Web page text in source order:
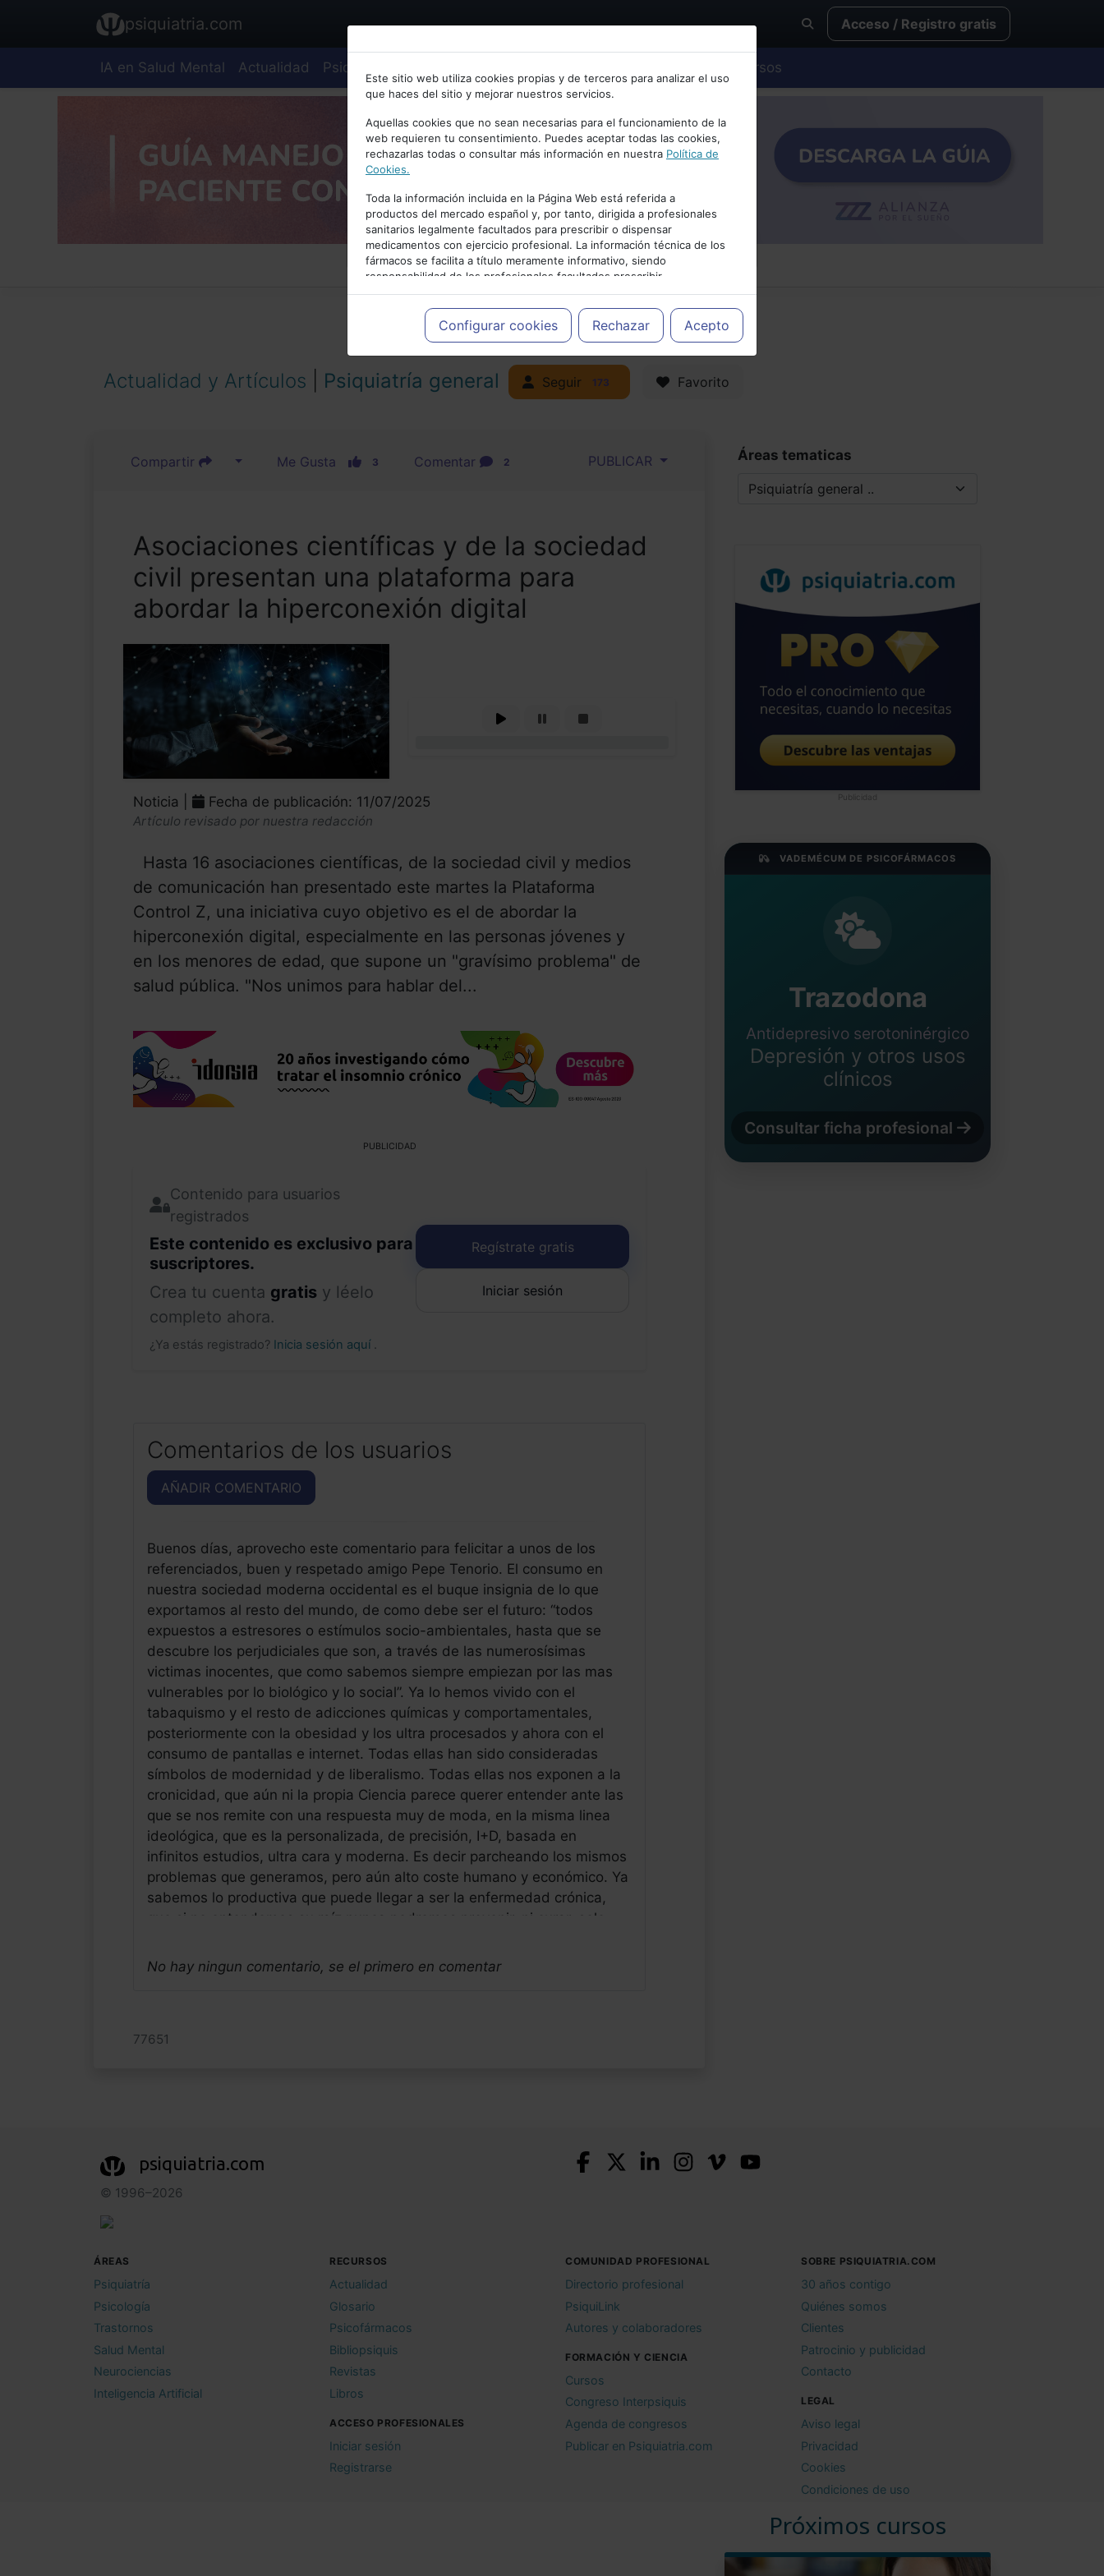
Bienvenid@ a psiquiatria.com
Escribe tu Email
Accede o regístrate con tu email.
Cancelar
psiquiatria.com Acceso / Registro gratis
IA en Salud Mental Actualidad Psiquiatría Cursos
Este sitio web utiliza cookies propias y de terceros para analizar el uso
que haces del sitio y mejorar nuestros servicios.
Aquellas cookies que no sean necesarias para el funcionamiento de la
web requieren tu consentimiento. Puedes aceptar todas las cookies,
rechazarlas todas o consultar más información en nuestra Política de
Cookies.
Toda la información incluida en la Página Web está referida a
productos del mercado español y, por tanto, dirigida a profesionales
sanitarios legalmente facultados para prescribir o dispensar
medicamentos con ejercicio profesional. La información técnica de los
fármacos se facilita a título meramente informativo, siendo
responsabilidad de los profesionales facultados prescribir
medicamentos y decidir, en cada caso concreto, el tratamiento más
adecuado a las necesidades del paciente.
Configurar cookies Rechazar Acepto
PUBLICIDAD
Actualidad y Artículos Psiquiatría general Seguir 173 Favorito
Compartir Me Gusta 3 Comentar 2 PUBLICAR
Asociaciones científicas y de la sociedad
civil presentan una plataforma para
abordar la hiperconexión digital
Noticia | Fecha de publicación: 11/07/2025
Artículo revisado por nuestra redacción
Hasta 16 asociaciones científicas, de la sociedad civil y medios
de comunicación han presentado este martes la Plataforma
Control Z, una iniciativa cuyo objetivo es el de abordar la
hiperconexión digital, especialmente en las personas jóvenes y
en los menores de edad, que supone un "gravísimo problema" de
salud pública. "Nos unimos para hablar del...
PUBLICIDAD
Contenido para usuarios
registrados
Este contenido es exclusivo para
suscriptores.
Crea tu cuenta gratis y léelo
completo ahora.
¿Ya estás registrado? Inicia sesión aquí .
Regístrate gratis
Iniciar sesión
Comentarios de los usuarios
AÑADIR COMENTARIO
Buenos días, aprovecho este comentario para felicitar a unos de los
referenciados, buen y respetado amigo Pepe Tenorio. El consumo en
nuestra sociedad moderna occidental es el buque insignia de lo que
exportamos al resto del mundo, de como debe ser el futuro: “todos
expuestos a estresores o estímulos socio-ambientales, hasta que se
descubre los perjudiciales que son, a través de las numerosísimas
victimas inocentes, que como sabemos siempre empiezan por las mas
vulnerables por lo biológico y lo social”. Ya lo hemos vivido con el
tabaquismo y el resto de adicciones químicas y comportamentales,
posteriormente con la obesidad y los ultra procesados y ahora con el
consumo de pantallas e internet. Todas ellas han sido consideradas
símbolos de modernidad y de liberalismo. Todas ellas nos exponen a la
cronicidad, que aún ni la propia Ciencia parece querer entender ante las
que se nos remite con una respuesta muy de moda, en la misma linea
ideológica, que es la personalizada, de precisión, I+D, basada en
infinitos estudios, ultra cara y moderna. Es decir parcheando los mismos
problemas que generamos, pero aún alto coste humano y económico. Ya
sabemos lo productiva que puede llegar a ser la enfermedad crónica,
que si no entendemos su raíz nunca podremos prevenir, ni curar, solo
alegría, que intento trasladar a mi entorno. Saludos alegres de otro
neandertal hiperactivo de Sevilla
Fecha: 11/07/2025
No hay ningun comentario, se el primero en comentar
77651
Áreas tematicas
Publicidad
VADEMÉCUM DE PSICOFÁRMACOS
Trazodona
Antidepresivo serotoninérgico
Depresión y otros usos
clínicos
Consultar ficha profesional
Próximos cursos
psiquiatria.com
© 1996–2026
ÁREAS
Psiquiatría
Psicología
Trastornos
Salud Mental
Neurociencias
Inteligencia Artificial
RECURSOS
Actualidad
Glosario
Psicofármacos
Bibliopsiquis
Revistas
Libros
ACCESO PROFESIONALES
Iniciar sesión
Registrarse
COMUNIDAD PROFESIONAL
Directorio profesional
PsiquiLink
Autores y colaboradores
FORMACIÓN Y CIENCIA
Cursos
Congreso Interpsiquis
Agenda de congresos
Publicar en Psiquiatria.com
SOBRE PSIQUIATRIA.COM
30 años contigo
Quiénes somos
Clientes
Patrocinio y publicidad
Contacto
LEGAL
Aviso legal
Privacidad
Cookies
Condiciones de uso